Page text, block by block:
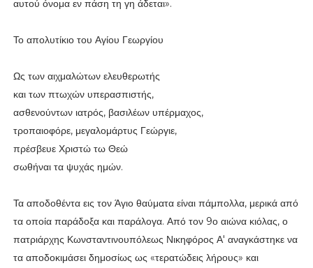
αυτού όνομα εν πάση τη γη άδεται».
Το απολυτίκιο του Αγίου Γεωργίου
Ως των αιχμαλώτων ελευθερωτής
και των πτωχών υπερασπιστής,
ασθενούντων ιατρός, βασιλέων υπέρμαχος,
τροπαιοφόρε, μεγαλομάρτυς Γεώργιε,
πρέσβευε Χριστώ τω Θεώ
σωθήναι τα ψυχάς ημών.
Τα αποδοθέντα εις τον Άγιο θαύματα είναι πάμπολλα, μερικά από
τα οποία παράδοξα και παράλογα. Από τον 9ο αιώνα κιόλας, ο
πατριάρχης Κωνσταντινουπόλεως Νικηφόρος Α' αναγκάστηκε να
τα αποδοκιμάσει δημοσίως ως «τερατώδεις λήρους» και